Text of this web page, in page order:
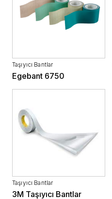
Taşıyıcı Bantlar
Egebant 6750
Taşıyıcı Bantlar
3M Taşıyıcı Bantlar